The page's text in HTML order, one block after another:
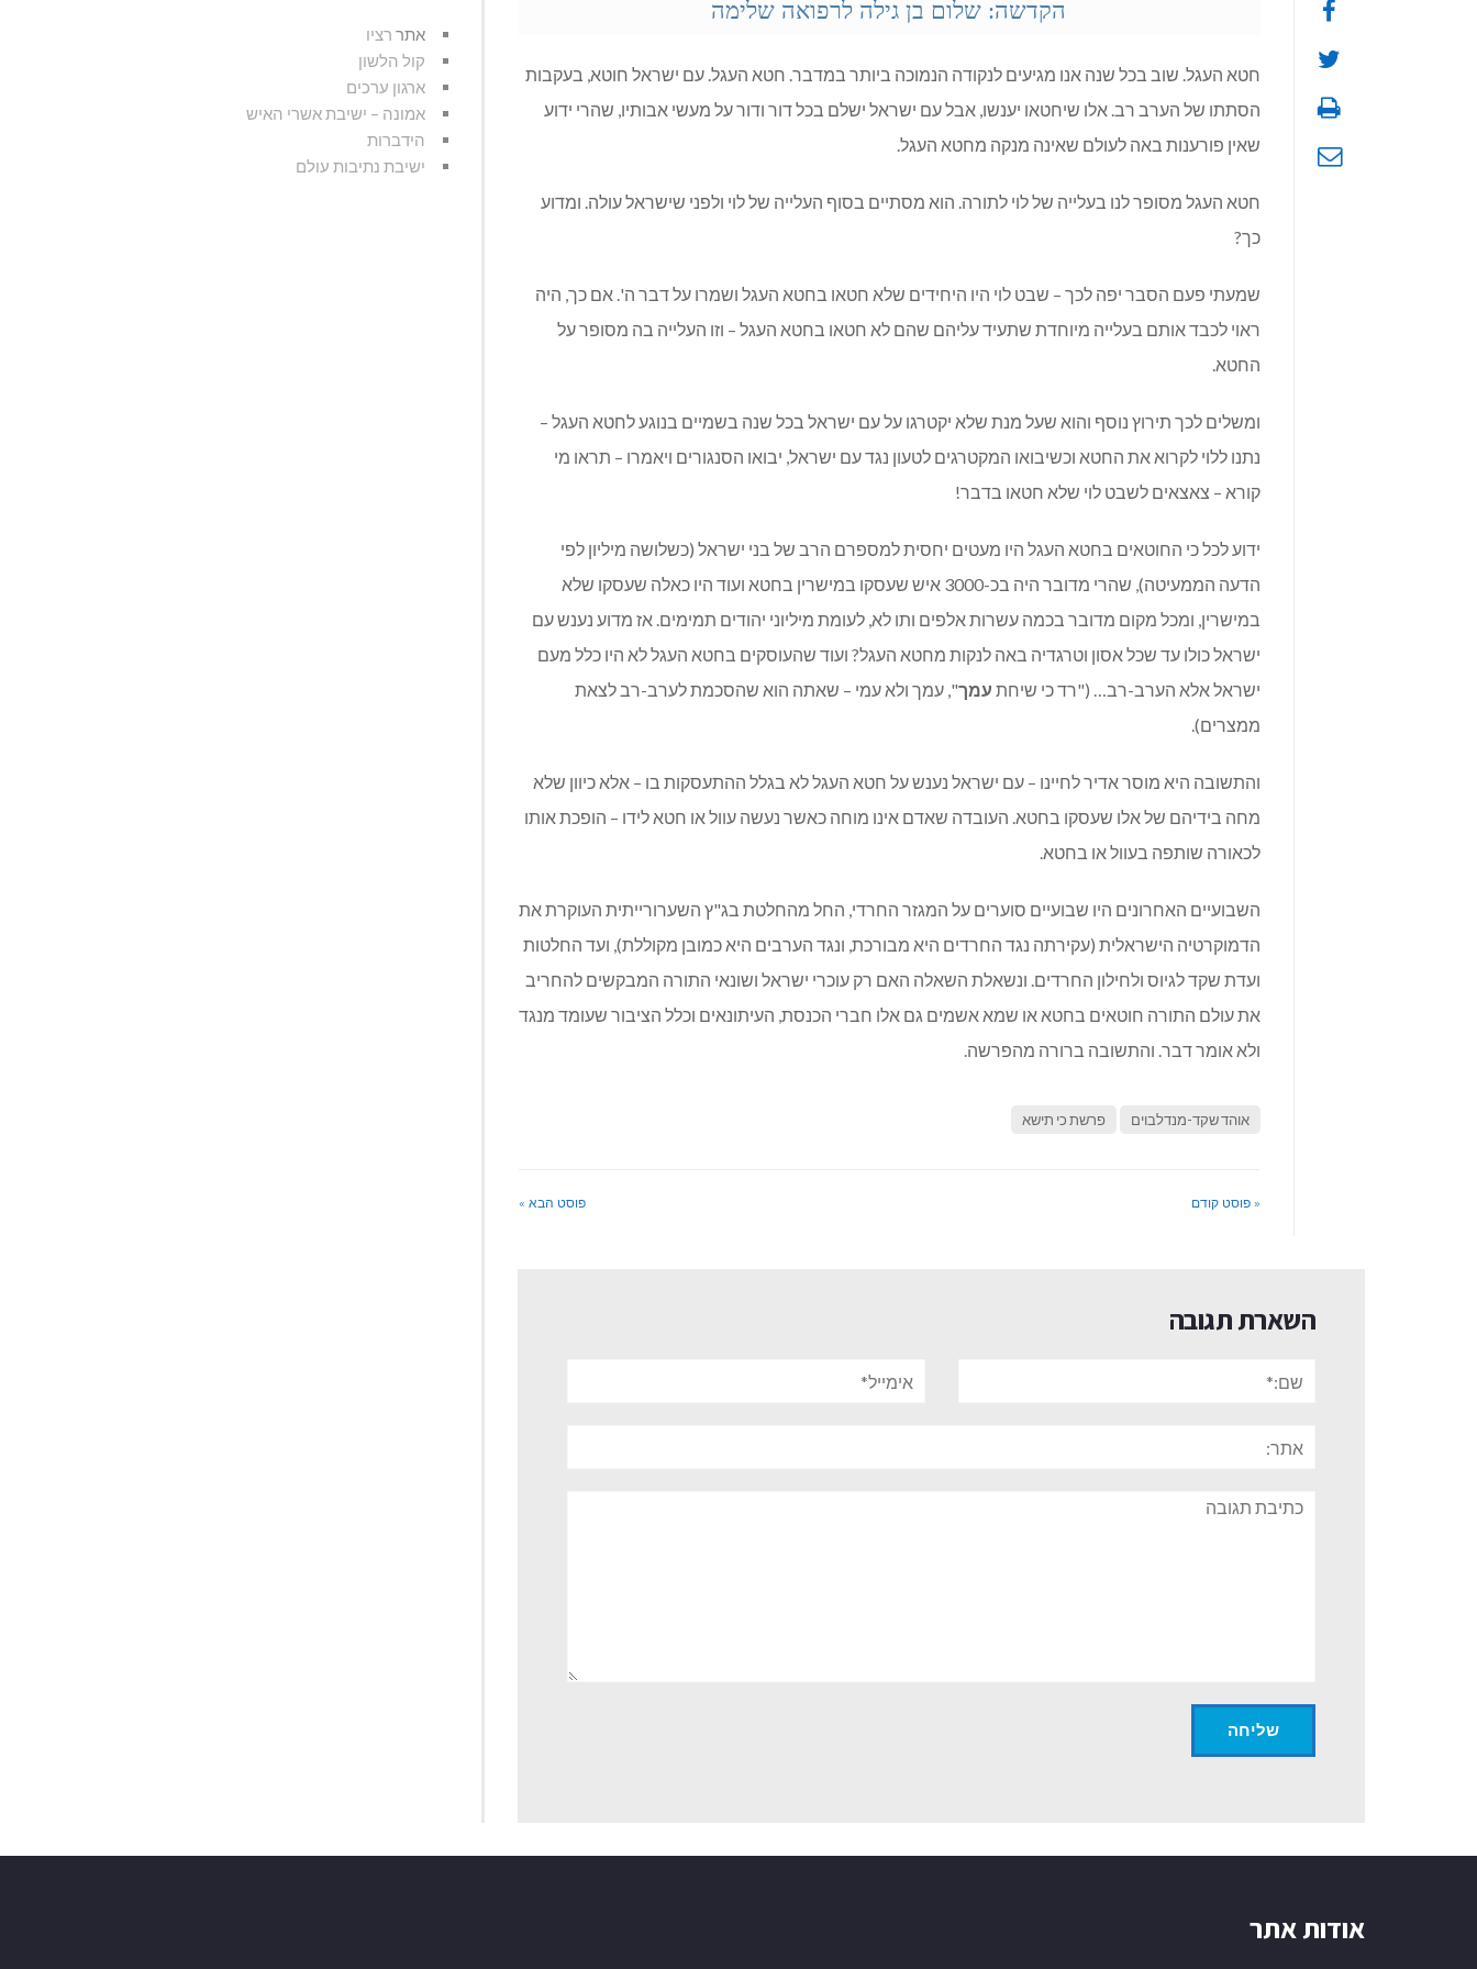
הקדשה: שלום בן גילה לרפואה שלימה
חטא העגל. שוב בכל שנה אנו מגיעים לנקודה הנמוכה ביותר במדבר. חטא העגל. עם ישראל חוטא, בעקבות
הסתתו של הערב רב. אלו שיחטאו יענשו, אבל עם ישראל ישלם בכל דור ודור על מעשי אבותיו, שהרי ידוע
שאין פורענות באה לעולם שאינה מנקה מחטא העגל.
חטא העגל מסופר לנו בעלייה של לוי לתורה. הוא מסתיים בסוף העלייה של לוי ולפני שישראל עולה. ומדוע
כך?
שמעתי פעם הסבר יפה לכך – שבט לוי היו היחידים שלא חטאו בחטא העגל ושמרו על דבר ה'. אם כך, היה
ראוי לכבד אותם בעלייה מיוחדת שתעיד עליהם שהם לא חטאו בחטא העגל – וזו העלייה בה מסופר על
החטא.
ומשלים לכך תירוץ נוסף והוא שעל מנת שלא יקטרגו על עם ישראל בכל שנה בשמיים בנוגע לחטא העגל –
נתנו ללוי לקרוא את החטא וכשיבואו המקטרגים לטעון נגד עם ישראל, יבואו הסנגורים ויאמרו – תראו מי
קורא – צאצאים לשבט לוי שלא חטאו בדבר!
ידוע לכל כי החוטאים בחטא העגל היו מעטים יחסית למספרם הרב של בני ישראל (כשלושה מיליון לפי
הדעה הממעיטה), שהרי מדובר היה בכ-3000 איש שעסקו במישרין בחטא ועוד היו כאלה שעסקו שלא
במישרין, ומכל מקום מדובר בכמה עשרות אלפים ותו לא, לעומת מיליוני יהודים תמימים. אז מדוע נענש עם
ישראל כולו עד שכל אסון וטרגדיה באה לנקות מחטא העגל? ועוד שהעוסקים בחטא העגל לא היו כלל מעם
ישראל אלא הערב-רב… ("רד כי שיחת עמך", עמך ולא עמי – שאתה הוא שהסכמת לערב-רב לצאת
ממצרים).
והתשובה היא מוסר אדיר לחיינו – עם ישראל נענש על חטא העגל לא בגלל ההתעסקות בו – אלא כיוון שלא
מחה בידיהם של אלו שעסקו בחטא. העובדה שאדם אינו מוחה כאשר נעשה עוול או חטא לידו – הופכת אותו
לכאורה שותפה בעוול או בחטא.
השבועיים האחרונים היו שבועיים סוערים על המגזר החרדי, החל מהחלטת בג"ץ השערורייתית העוקרת את
הדמוקרטיה הישראלית (עקירתה נגד החרדים היא מבורכת, ונגד הערבים היא כמובן מקוללת), ועד החלטות
ועדת שקד לגיוס ולחילון החרדים. ונשאלת השאלה האם רק עוכרי ישראל ושונאי התורה המבקשים להחריב
את עולם התורה חוטאים בחטא או שמא אשמים גם אלו חברי הכנסת, העיתונאים וכלל הציבור שעומד מנגד
ולא אומר דבר. והתשובה ברורה מהפרשה.
אוהד שקד-מנדלבוים פרשת כי תישא
« פוסט קודם פוסט הבא »
השארת תגובה
תגובה
אתר רציו
קול הלשון
ארגון ערכים
אמונה – ישיבת אשרי האיש
הידברות
ישיבת נתיבות עולם
אודות אתר